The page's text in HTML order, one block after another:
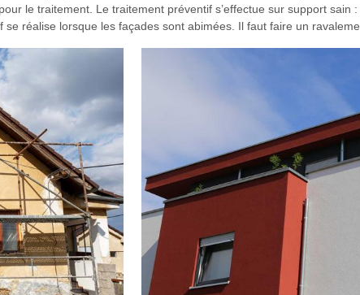
le traitement. Le traitement préventif s’effectue sur support sain
réalise lorsque les façades sont abimées. Il faut faire un